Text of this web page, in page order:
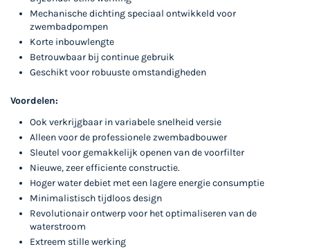
Mechanische dichting speciaal ontwikkeld voor
zwembadpompen
Korte inbouwlengte
Betrouwbaar bij continue gebruik
Geschikt voor robuuste omstandigheden
Voordelen:
Ook verkrijgbaar in variabele snelheid versie
Alleen voor de professionele zwembadbouwer
Sleutel voor gemakkelijk openen van de voorfilter
Nieuwe, zeer efficiente constructie.
Hoger water debiet met een lagere energie consumptie
Minimalistisch tijdloos design
Revolutionair ontwerp voor het optimaliseren van de
waterstroom
Extreem stille werking